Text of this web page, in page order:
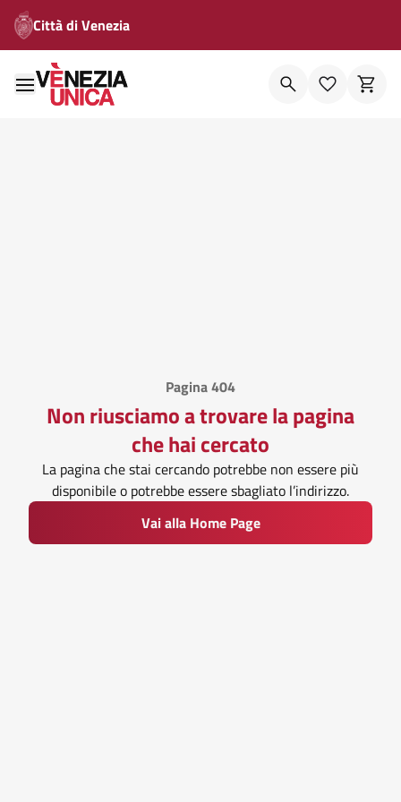
Città di Venezia
Pagina 404
Non riusciamo a trovare la pagina
che hai cercato
La pagina che stai cercando potrebbe non essere più
disponibile o potrebbe essere sbagliato l’indirizzo.
Vai alla Home Page